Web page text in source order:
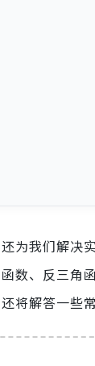
为我们解决
数、反三角
将解答一些